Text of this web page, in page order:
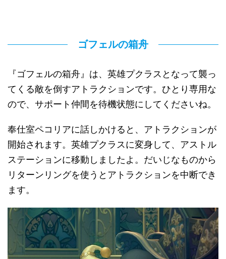
ゴフェルの箱舟
『ゴフェルの箱舟』は、英雄プクラスとなって襲っ
てくる敵を倒すアトラクションです。ひとり専用な
ので、サポート仲間を待機状態にしてくださいね。
奉仕室ペコリアに話しかけると、アトラクションが
開始されます。英雄プクラスに変身して、アストル
ステーションに移動しましたよ。だいじなものから
リターンリングを使うとアトラクションを中断でき
ます。